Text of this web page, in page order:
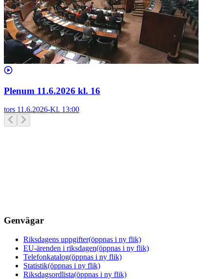
Plenum 11.6.2026 kl. 16
tors 11.6.2026-Kl. 13:00
Genvägar
Riksdagens uppgifter(öppnas i ny flik)
EU-ärenden i riksdagen(öppnas i ny flik)
Telefonkatalog(öppnas i ny flik)
Statistik(öppnas i ny flik)
Riksdagsordlista(öppnas i ny flik)